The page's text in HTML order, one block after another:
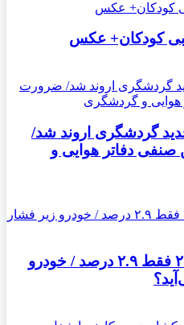
کودکان+ عکس
گردشگری اروند شد/
دفاتر هوایی و
دلار ۴ درصد ریخت، ۲۰۷ فقط ۲.۹ درصد / خودرو